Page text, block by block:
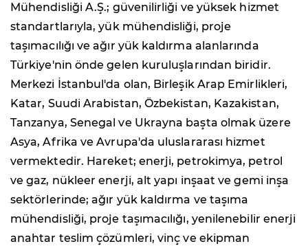
Mühendisliği A.Ş.; güvenilirliği ve yüksek hizmet
standartlarıyla, yük mühendisliği, proje
taşımacılığı ve ağır yük kaldırma alanlarında
Türkiye'nin önde gelen kuruluşlarından biridir.
Merkezi İstanbul'da olan, Birleşik Arap Emirlikleri,
Katar, Suudi Arabistan, Özbekistan, Kazakistan,
Tanzanya, Senegal ve Ukrayna başta olmak üzere
Asya, Afrika ve Avrupa'da uluslararası hizmet
vermektedir. Hareket; enerji, petrokimya, petrol
ve gaz, nükleer enerji, alt yapı inşaat ve gemi inşa
sektörlerinde; ağır yük kaldırma ve taşıma
mühendisliği, proje taşımacılığı, yenilenebilir enerji
anahtar teslim çözümleri, vinç ve ekipman